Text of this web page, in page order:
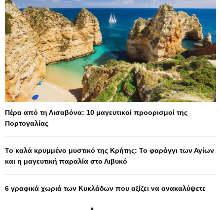
Πέρα από τη Λισαβόνα: 10 μαγευτικοί προορισμοί της
Πορτογαλίας
Το καλά κρυμμένο μυστικό της Κρήτης: Το φαράγγι των Αγίων
και η μαγευτική παραλία στο Λιβυκό
6 γραφικά χωριά των Κυκλάδων που αξίζει να ανακαλύψετε